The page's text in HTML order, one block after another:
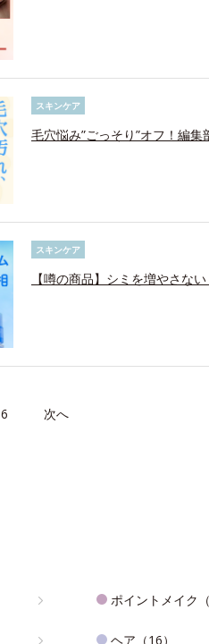
スキンケア
毛穴悩み”ごっそり”オフ！編集
スキンケア
【噂の商品】シミを増やさな
6 次へ
ポイントメイク（
ヘア（16）